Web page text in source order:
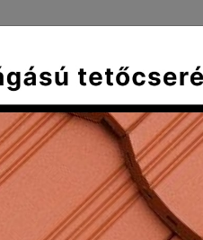
Kerámia kiegészítők